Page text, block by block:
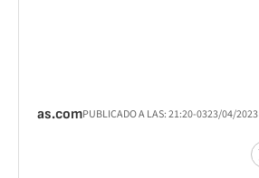
as.comPUBLICADO A LAS:21:20-0323/04/2023